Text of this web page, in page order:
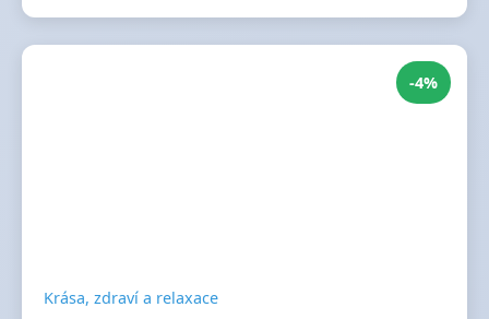
-4%
Krása, zdraví a relaxace